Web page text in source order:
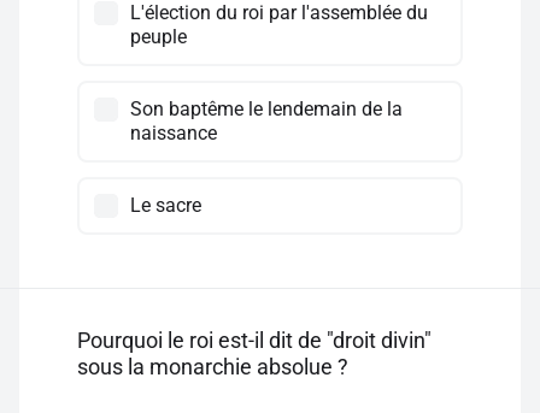
L'élection du roi par l'assemblée du
peuple
Son baptême le lendemain de la
naissance
Le sacre
Pourquoi le roi est-il dit de "droit divin"
sous la monarchie absolue ?